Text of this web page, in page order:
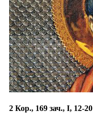
2 Кор., 169 зач., I, 12-20